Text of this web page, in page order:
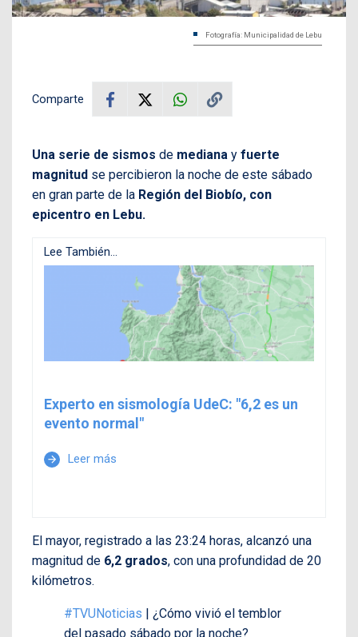
Fotografía: Municipalidad de Lebu
Comparte
Una serie de sismos de mediana y fuerte
magnitud se percibieron la noche de este sábado
en gran parte de la Región del Biobío, con
epicentro en Lebu.
Lee También...
Experto en sismología UdeC: "6,2 es un
evento normal"
arrow_forward Leer más
El mayor, registrado a las 23:24 horas, alcanzó una
magnitud de 6,2 grados, con una profundidad de 20
kilómetros.
#TVUNoticias | ¿Cómo vivió el temblor
del pasado sábado por la noche?